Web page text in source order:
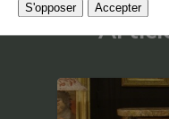
S'opposer Accepter